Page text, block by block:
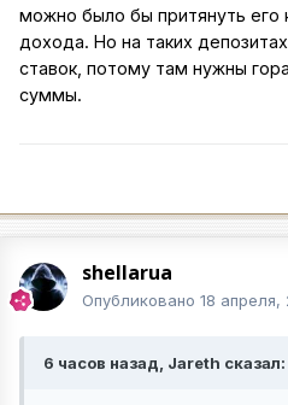
можно было бы притянуть его
дохода. Но на таких
ставок, потому там нужны
суммы.
shellarua
Опубликовано 18 апреля,
6 часов назад, Jareth сказал: